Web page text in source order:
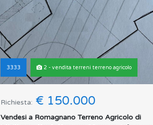
3333 2 - vendita terreni terreno agricolo
Richiesta: € 150.000
Vendesi a Romagnano Terreno Agricolo di